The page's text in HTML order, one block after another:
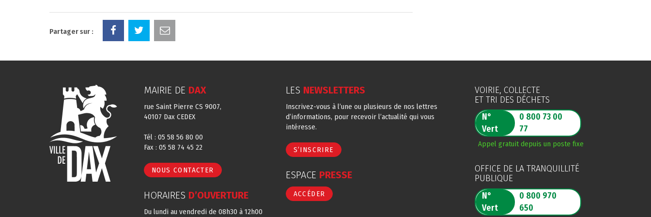
Partager sur :
MAIRIE DE DAX
rue Saint Pierre CS 9007,
40107 Dax CEDEX
Tél : 05 58 56 80 00
Fax : 05 58 74 45 22
NOUS CONTACTER
HORAIRES D’OUVERTURE
Du lundi au vendredi de 08h30 à 12h00
LES NEWSLETTERS
Inscrivez-vous à l’une ou plusieurs de nos lettres
d’informations, pour recevoir l’actualité qui vous
intéresse.
S’INSCRIRE
ESPACE PRESSE
ACCÉDER
VOIRIE, COLLECTE
ET TRI DES DÉCHETS
N°
Vert
0 800 73 00
77
Appel gratuit depuis un poste fixe
OFFICE DE LA TRANQUILLITÉ
PUBLIQUE
N°
Vert
0 800 970
650